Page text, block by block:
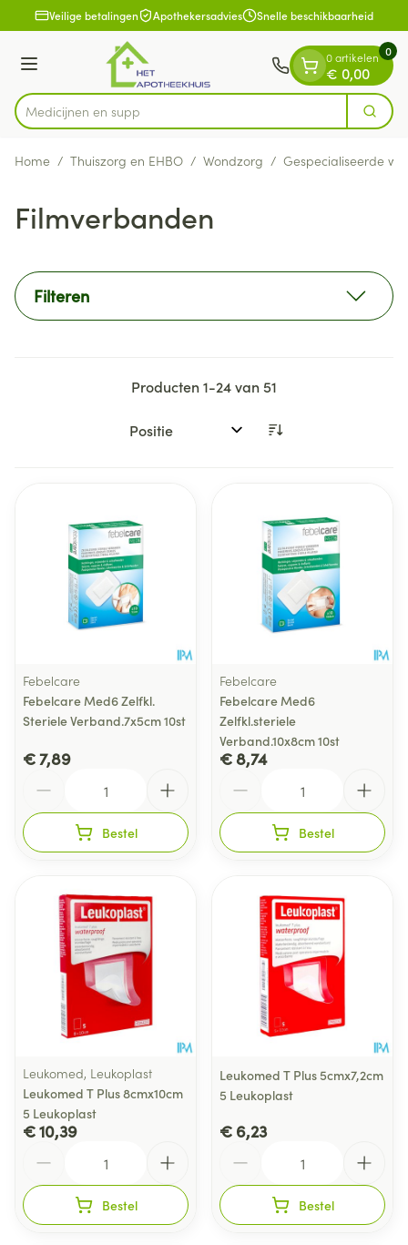
Ga naar de inhoud
1 van 1Veilige betalingen Apothekersadvies Snelle beschikbaarheid
Menu
Product, merk, categorie... Zoek
0 artikelen
€ 0,00
0
Home / Thuiszorg en EHBO / Wondzorg / Gespecialiseerde
Filmverbanden
Filteren
Producten1-24van51
Sorteer op:
Febelcare
Febelcare Med6 Zelfkl.
Steriele Verband.7x5cm 10st
€ 7,89
Bestel
Febelcare
Febelcare Med6
Zelfkl.steriele
Verband.10x8cm 10st
€ 8,74
Bestel
Leukomed, Leukoplast
Leukomed T Plus 8cmx10cm
5 Leukoplast
€ 10,39
Bestel
Leukomed T Plus 5cmx7,2cm
5 Leukoplast
€ 6,23
Bestel